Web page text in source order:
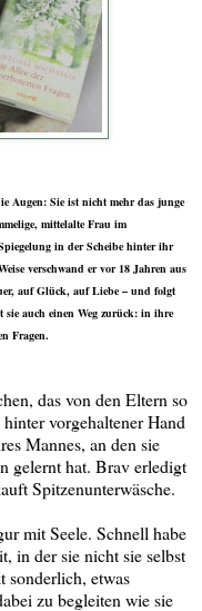
Augen: Sie ist nicht mehr das junge
mittelalte Frau im
in der Scheibe hinter ihr
verschwand er vor 18 Jahren aus
auf Glück, auf Liebe – und folgt
sie auch einen Weg zurück: in ihre
Fragen.
das von den Eltern so
vorgehaltener Hand
Mannes, an den sie
gelernt hat. Brav erledigt
Spitzenunterwäsche.
mit Seele. Schnell habe
in der sie nicht sie selbst
sonderlich, etwas
zu begleiten wie sie